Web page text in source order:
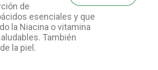
de
esenciales y que
la Niacina o vitamina
También
la piel.